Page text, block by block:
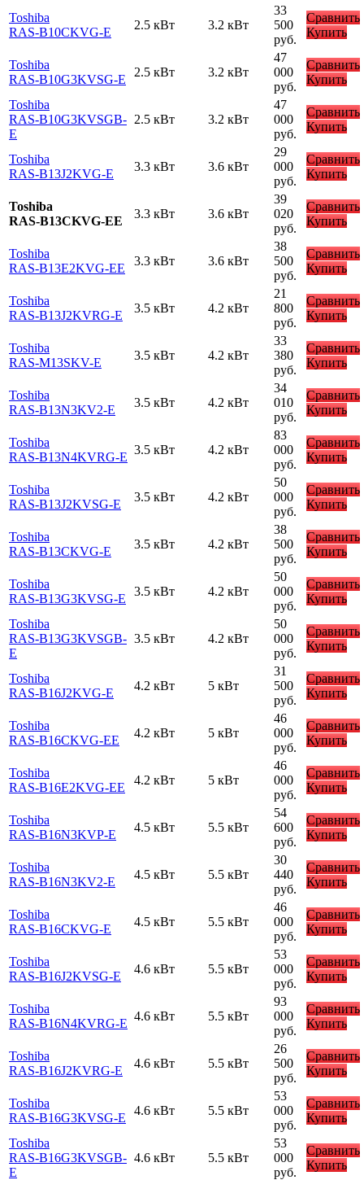
Toshiba
RAS-B10CKVG-E
2.5 кВт 3.2 кВт
33
500
руб.
Сравнить
Купить
Toshiba
RAS-B10G3KVSG-E
2.5 кВт 3.2 кВт
47
000
руб.
Сравнить
Купить
Toshiba
RAS-B10G3KVSGB-
E
2.5 кВт 3.2 кВт
47
000
руб.
Сравнить
Купить
Toshiba
RAS-B13J2KVG-E
3.3 кВт 3.6 кВт
29
000
руб.
Сравнить
Купить
Toshiba
RAS-B13CKVG-EE
3.3 кВт 3.6 кВт
39
020
руб.
Сравнить
Купить
Toshiba
RAS-B13E2KVG-EE
3.3 кВт 3.6 кВт
38
500
руб.
Сравнить
Купить
Toshiba
RAS-B13J2KVRG-E
3.5 кВт 4.2 кВт
21
800
руб.
Сравнить
Купить
Toshiba
RAS-M13SKV-E
3.5 кВт 4.2 кВт
33
380
руб.
Сравнить
Купить
Toshiba
RAS-B13N3KV2-E
3.5 кВт 4.2 кВт
34
010
руб.
Сравнить
Купить
Toshiba
RAS-B13N4KVRG-E
3.5 кВт 4.2 кВт
83
000
руб.
Сравнить
Купить
Toshiba
RAS-B13J2KVSG-E
3.5 кВт 4.2 кВт
50
000
руб.
Сравнить
Купить
Toshiba
RAS-B13CKVG-E
3.5 кВт 4.2 кВт
38
500
руб.
Сравнить
Купить
Toshiba
RAS-B13G3KVSG-E
3.5 кВт 4.2 кВт
50
000
руб.
Сравнить
Купить
Toshiba
RAS-B13G3KVSGB-
E
3.5 кВт 4.2 кВт
50
000
руб.
Сравнить
Купить
Toshiba
RAS-B16J2KVG-E
4.2 кВт 5 кВт
31
500
руб.
Сравнить
Купить
Toshiba
RAS-B16CKVG-EE
4.2 кВт 5 кВт
46
000
руб.
Сравнить
Купить
Toshiba
RAS-B16E2KVG-EE
4.2 кВт 5 кВт
46
000
руб.
Сравнить
Купить
Toshiba
RAS-B16N3KVP-E
4.5 кВт 5.5 кВт
54
600
руб.
Сравнить
Купить
Toshiba
RAS-B16N3KV2-E
4.5 кВт 5.5 кВт
30
440
руб.
Сравнить
Купить
Toshiba
RAS-B16CKVG-E
4.5 кВт 5.5 кВт
46
000
руб.
Сравнить
Купить
Toshiba
RAS-B16J2KVSG-E
4.6 кВт 5.5 кВт
53
000
руб.
Сравнить
Купить
Toshiba
RAS-B16N4KVRG-E
4.6 кВт 5.5 кВт
93
000
руб.
Сравнить
Купить
Toshiba
RAS-B16J2KVRG-E
4.6 кВт 5.5 кВт
26
500
руб.
Сравнить
Купить
Toshiba
RAS-B16G3KVSG-E
4.6 кВт 5.5 кВт
53
000
руб.
Сравнить
Купить
Toshiba
RAS-B16G3KVSGB-
E
4.6 кВт 5.5 кВт
53
000
руб.
Сравнить
Купить